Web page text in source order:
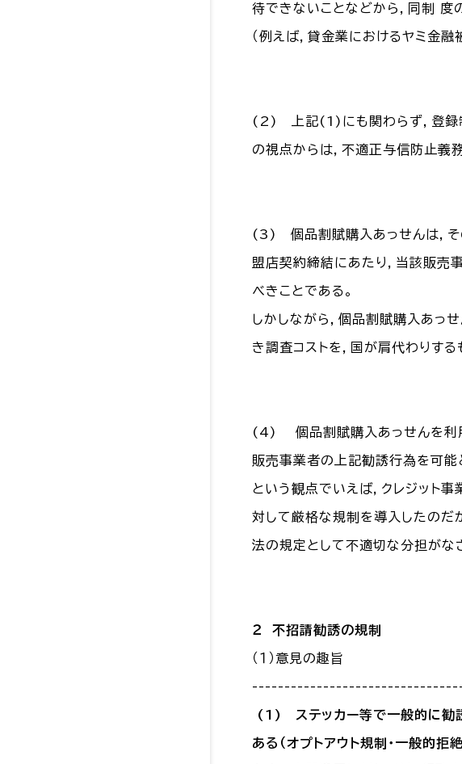
待できないことなどから，同制 度
（例えば，貸金業におけるヤミ金
(2) 上記(1)にも関わらず，登録制
の視点からは，不適正与信防止義
(3) 個品割賦購入あっせんは，そ
盟店契約締結にあたり，当該販売
べきことである。
しかしながら，個品割賦購入あっ
き調査コストを，国が肩代わりす
(4) 個品割賦購入あっせんを利用
販売事業者の上記勧誘行為を可能
という観点でいえば，クレジット
対して厳格な規制を導入したのだ
法の規定として不適切な分担がな
２ 不招請勧誘の規制
（１）意見の趣旨
(1) ステッカー等で一般的に勧
ある（オプトアウト規制・一般的拒